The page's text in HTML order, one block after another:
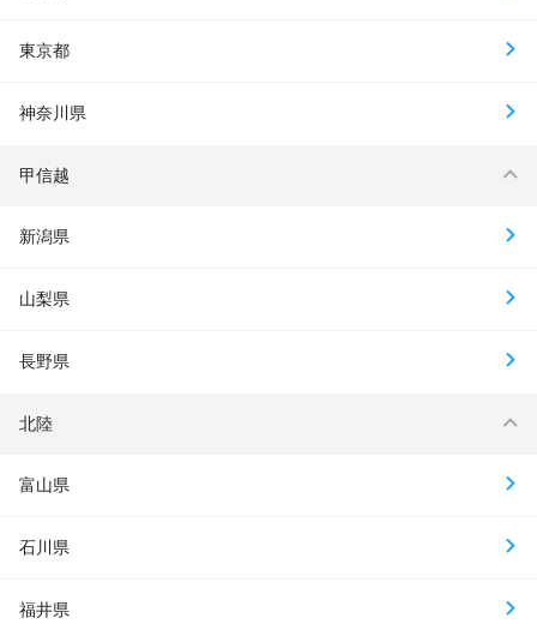
東京都
神奈川県
甲信越
新潟県
山梨県
長野県
北陸
富山県
石川県
福井県